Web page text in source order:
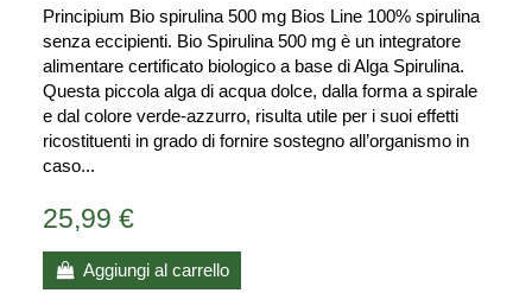
Principium Bio spirulina 500 mg Bios Line 100% spirulina
senza eccipienti. Bio Spirulina 500 mg è un integratore
alimentare certificato biologico a base di Alga Spirulina.
Questa piccola alga di acqua dolce, dalla forma a spirale
e dal colore verde-azzurro, risulta utile per i suoi effetti
ricostituenti in grado di fornire sostegno all’organismo in
caso...
25,99 €
Aggiungi al carrello